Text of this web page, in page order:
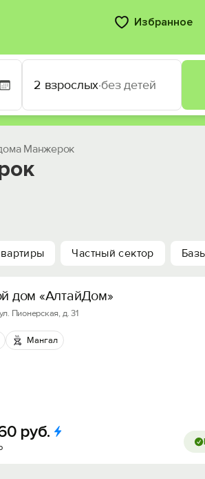
Избранное
2 взрослых·без детей
Манжерок
Частный сектор
дом «АлтайДом»
Пионерская, д. 31
Мангал
руб.